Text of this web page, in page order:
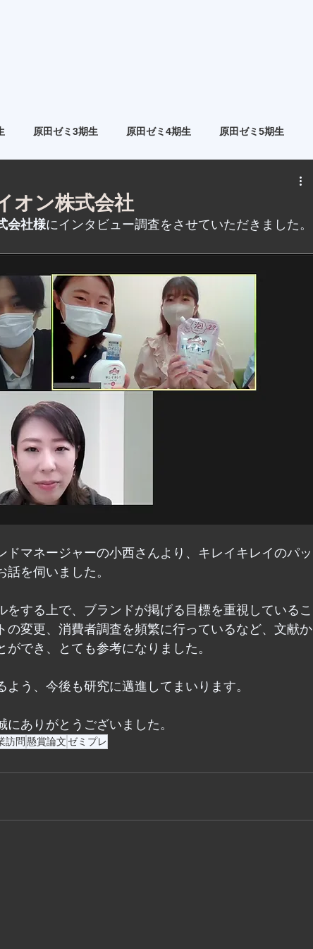
原田ゼミ3期生 原田ゼミ4期生 原田ゼミ5期生
オン株式会社
会社様にインタビュー調査をさせていただきました。
ドマネージャーの小西さんより、キレイキレイのパッ
を伺いました。
する上で、ブランドが掲げる目標を重視しているこ
の変更、消費者調査を頻繁に行っているなど、文献か
でき、とても参考になりました。
う、今後も研究に邁進してまいります。
ありがとうございました。
訪問 懸賞論文 ゼミプレ